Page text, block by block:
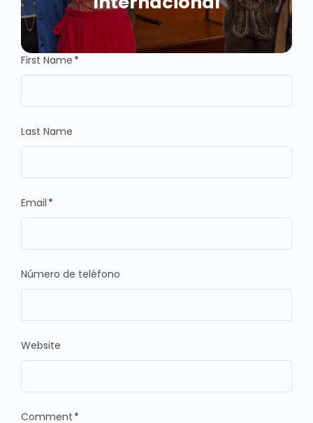
First Name *
Last Name
Email *
Número de teléfono
Website
Comment *